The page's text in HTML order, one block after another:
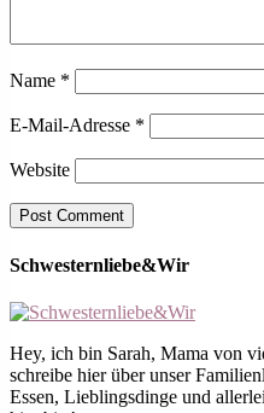
Name *
E-Mail-Adresse *
Website
Schwesternliebe&Wir
Hey, ich bin Sarah, Mama von
schreibe hier über unser
Essen, Lieblingsdinge und